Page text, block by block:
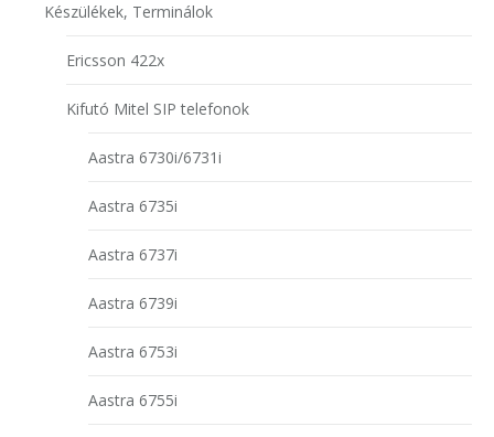
Készülékek, Terminálok
Ericsson 422x
Kifutó Mitel SIP telefonok
Aastra 6730i/6731i
Aastra 6735i
Aastra 6737i
Aastra 6739i
Aastra 6753i
Aastra 6755i